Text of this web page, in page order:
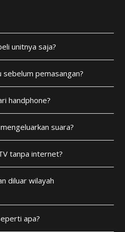
unitnya saja?
sebelum pemasangan?
handphone?
suara?
tanpa internet?
diluar wilayah
apa?